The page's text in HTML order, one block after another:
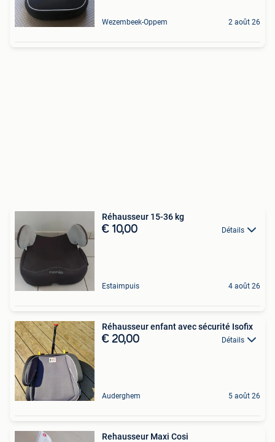
Wezembeek-Oppem 2 août 26
Réhausseur 15-36 kg
€ 10,00 Détails
Estaimpuis 4 août 26
Réhausseur enfant avec sécurité Isofix
€ 20,00 Détails
Auderghem 5 août 26
Rehausseur Maxi Cosi